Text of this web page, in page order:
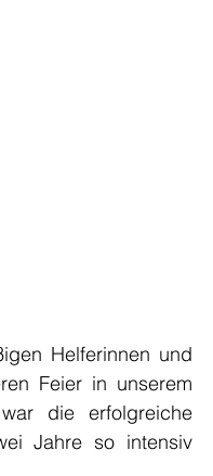
Helferinnen und
Feier in unserem
die erfolgreiche
Jahre so intensiv